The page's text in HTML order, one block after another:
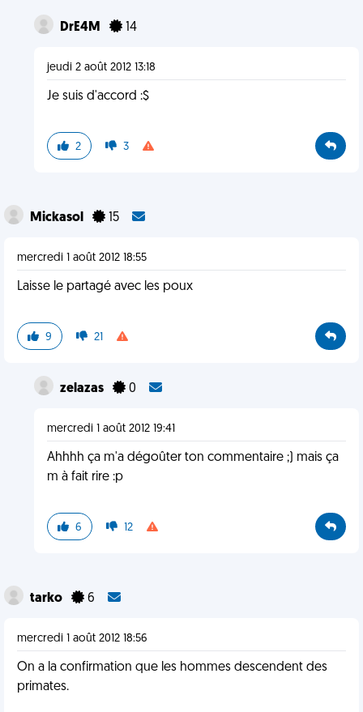
DrE4M 14
jeudi 2 août 2012 13:18
Je suis d'accord :$
2 3
Mickasol 15
mercredi 1 août 2012 18:55
Laisse le partagé avec les poux
9 21
zelazas 0
mercredi 1 août 2012 19:41
Ahhhh ça m'a dégoûter ton commentaire ;) mais ça
m à fait rire :p
6 12
tarko 6
mercredi 1 août 2012 18:56
On a la confirmation que les hommes descendent des
primates.